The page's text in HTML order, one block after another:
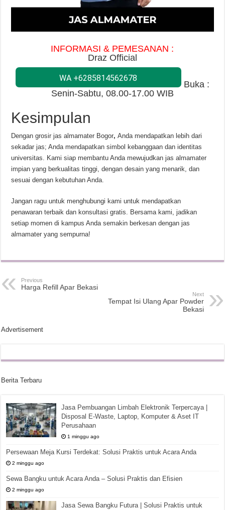
INFORMASI & PEMESANAN :
Draz Official
WA +6285814562678
Buka :
Senin-Sabtu, 08.00-17.00 WIB
Kesimpulan
Dengan grosir jas almamater Bogor, Anda mendapatkan lebih dari
sekadar jas; Anda mendapatkan simbol kebanggaan dan identitas
universitas. Kami siap membantu Anda mewujudkan jas almamater
impian yang berkualitas tinggi, dengan desain yang menarik, dan
sesuai dengan kebutuhan Anda.
Jangan ragu untuk menghubungi kami untuk mendapatkan
penawaran terbaik dan konsultasi gratis. Bersama kami, jadikan
setiap momen di kampus Anda semakin berkesan dengan jas
almamater yang sempurna!
Previous
Harga Refill Apar Bekasi
Next
Tempat Isi Ulang Apar Powder
Bekasi
Advertisement
Berita Terbaru
Jasa Pembuangan Limbah Elektronik Terpercaya |
Disposal E-Waste, Laptop, Komputer & Aset IT
Perusahaan
1 minggu ago
Persewaan Meja Kursi Terdekat: Solusi Praktis untuk Acara Anda
2 minggu ago
Sewa Bangku untuk Acara Anda – Solusi Praktis dan Efisien
2 minggu ago
Jasa Sewa Bangku Futura | Solusi Praktis untuk